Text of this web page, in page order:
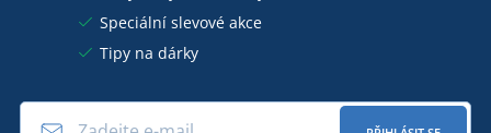
Speciální slevové akce
Tipy na dárky